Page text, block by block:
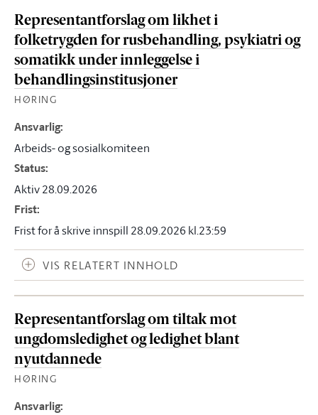
Representantforslag om likhet i
folketrygden for rusbehandling, psykiatri og
somatikk under innleggelse i
behandlingsinstitusjoner
HØRING
Ansvarlig:
Arbeids- og sosialkomiteen
Status:
Aktiv 28.09.2026
Frist:
Frist for å skrive innspill 28.09.2026 kl.23:59
VIS RELATERT INNHOLD
Representantforslag om tiltak mot
ungdomsledighet og ledighet blant
nyutdannede
HØRING
Ansvarlig: